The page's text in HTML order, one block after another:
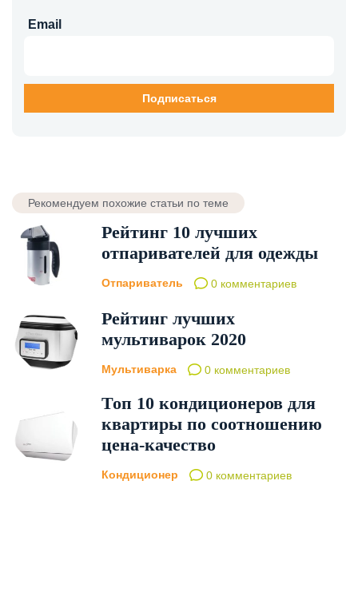
Email
Рекомендуем похожие статьи по теме
Рейтинг 10 лучших
отпаривателей для одежды
Отпариватель 0 комментариев
Рейтинг лучших
мультиварок 2020
Мультиварка 0 комментариев
Топ 10 кондиционеров для
квартиры по соотношению
цена-качество
Кондиционер 0 комментариев